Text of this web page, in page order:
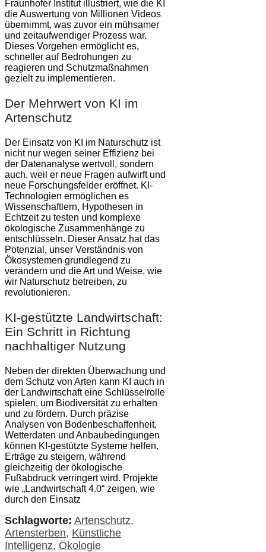
Fraunhofer Institut illustriert, wie die KI
die Auswertung von Millionen Videos
übernimmt, was zuvor ein mühsamer
und zeitaufwendiger Prozess war.
Dieses Vorgehen ermöglicht es,
schneller auf Bedrohungen zu
reagieren und Schutzmaßnahmen
gezielt zu implementieren.
Der Mehrwert von KI im
Artenschutz
Der Einsatz von KI im Naturschutz ist
nicht nur wegen seiner Effizienz bei
der Datenanalyse wertvoll, sondern
auch, weil er neue Fragen aufwirft und
neue Forschungsfelder eröffnet. KI-
Technologien ermöglichen es
Wissenschaftlern, Hypothesen in
Echtzeit zu testen und komplexe
ökologische Zusammenhänge zu
entschlüsseln. Dieser Ansatz hat das
Potenzial, unser Verständnis von
Ökosystemen grundlegend zu
verändern und die Art und Weise, wie
wir Naturschutz betreiben, zu
revolutionieren.
KI-gestützte Landwirtschaft:
Ein Schritt in Richtung
nachhaltiger Nutzung
Neben der direkten Überwachung und
dem Schutz von Arten kann KI auch in
der Landwirtschaft eine Schlüsselrolle
spielen, um Biodiversität zu erhalten
und zu fördern. Durch präzise
Analysen von Bodenbeschaffenheit,
Wetterdaten und Anbaubedingungen
können KI-gestützte Systeme helfen,
Erträge zu steigern, während
gleichzeitig der ökologische
Fußabdruck verringert wird. Projekte
wie „Landwirtschaft 4.0“ zeigen, wie
durch den Einsatz
Schlagworte: Artenschutz,
Artensterben, Künstliche
Intelligenz, Ökologie